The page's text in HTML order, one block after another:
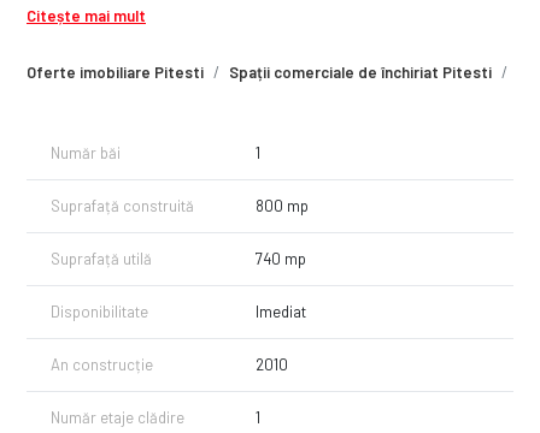
Oferte imobiliare Pitesti Spații comerciale de închiriat Pitesti
beneficiaza de toate utilitatile, curent trifazic, parcare proprie(10 locuri),
inchiria si pe nivele la pretul de 1000 EURO.
Pentru mai multe informatii sau pentru a programa o vizionare, SUNA
Citește mai mult
Număr băi 1
Suprafață construită 800 mp
Suprafață utilă 740 mp
Disponibilitate Imediat
An construcție 2010
Număr etaje clădire 1